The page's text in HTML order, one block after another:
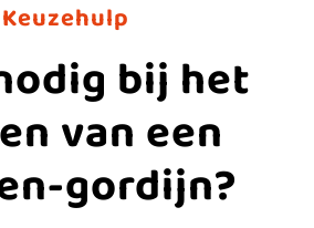
Keuzehulp
bij het
van een
gordijn?